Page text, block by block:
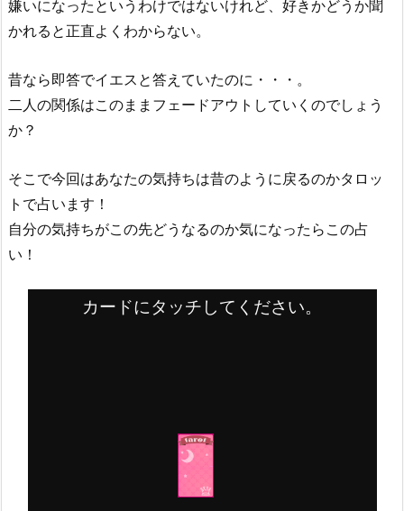
嫌いになったというわけではないけれど、好きかどうか聞
かれると正直よくわからない。
昔なら即答でイエスと答えていたのに・・・。
二人の関係はこのままフェードアウトしていくのでしょう
か？
そこで今回はあなたの気持ちは昔のように戻るのかタロッ
トで占います！
自分の気持ちがこの先どうなるのか気になったらこの占
い！
カードにタッチしてください。